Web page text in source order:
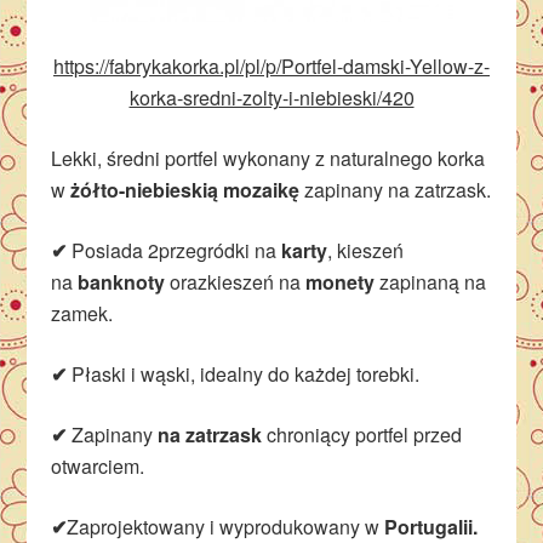
https://fabrykakorka.pl/pl/p/Portfel-damski-Yellow-z-
korka-sredni-zolty-i-niebieski/420
Lekki, średni portfel wykonany z naturalnego korka
wżółto-niebieskią mozaikęzapinany na zatrzask.
✔ Posiada 2przegródki na karty, kieszeń
na banknotyorazkieszeń na monetyzapinaną na
zamek.
✔ Płaski i wąski, idealny do każdej torebki.
✔Zapinany na zatrzaskchroniący portfel przed
otwarciem.
✔Zaprojektowany i wyprodukowany w Portugalii.